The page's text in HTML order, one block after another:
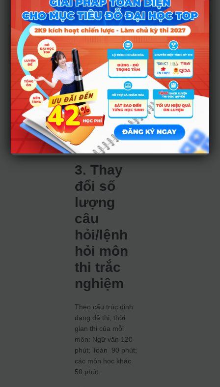
như của dạng trắc
nghiệm nhiều lựa
chọn.
Hai dạng thức trắc
nghiệm mới qua thử
nghiệm thực tế cho
thấy phù hợp với
việc thiết kế đề thi
theo định hướng
đánh giá năng lực,
đồng thời nâng cao
khả năng phân loại
thí sinh.
3. Thay
đổi số
lượng
câu
hỏi/lệnh
hỏi môn
thi trắc
nghiệm
Theo cấu trúc định
dạng đề thi, thời
gian thi của mỗi
môn: Ngữ văn 120
phút; Toán 90 phút;
các môn học khác
50 phút.